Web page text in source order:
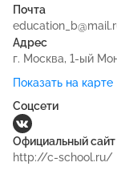
Почта
Адрес
г. Москва, 1-ый
Показать на карте
Соцсети
Официальный сайт
http://c-school.ru/